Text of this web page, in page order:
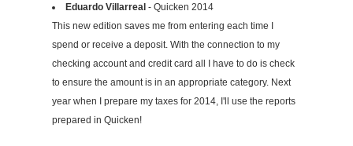
Eduardo Villarreal - Quicken 2014
This new edition saves me from entering each time I
spend or receive a deposit. With the connection to my
checking account and credit card all I have to do is check
to ensure the amount is in an appropriate category. Next
year when I prepare my taxes for 2014, I'll use the reports
prepared in Quicken!